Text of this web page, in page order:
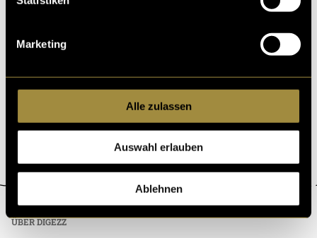
Marketing
Alle zulassen
Auswahl erlauben
Ablehnen
ÜBER DIGEZZ